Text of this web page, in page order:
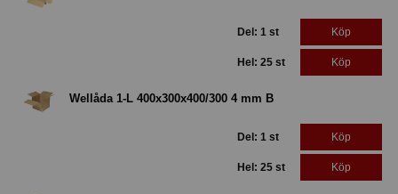
Del: 1 st Köp
Hel: 25 st Köp
Wellåda 1-L 400x300x400/300 4 mm B
Del: 1 st Köp
Hel: 25 st Köp